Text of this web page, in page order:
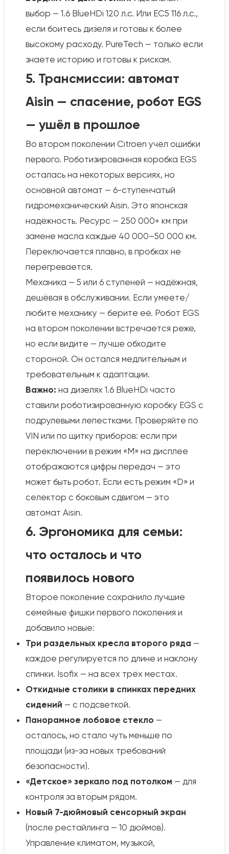
выбор — 1.6 BlueHDi 120 л.с. Или EC5 116 л.с.,
если боитесь дизеля и готовы к более
высокому расходу. PureTech — только если
знаете историю и готовы к рискам.
5. Трансмиссии: автомат
Aisin — спасение, робот EGS
— ушёл в прошлое
Во втором поколении Citroen учёл ошибки
первого. Роботизированная коробка EGS
осталась на некоторых версиях, но
основной автомат — 6-ступенчатый
гидромеханический Aisin. Это японская
надёжность. Ресурс — 250 000+ км при
замене масла каждые 40 000–50 000 км.
Переключается плавно, в пробках не
перегревается.
Механика — 5 или 6 ступеней — надёжная,
дешёвая в обслуживании. Если умеете/
любите механику — берите её. Робот EGS
на втором поколении встречается реже,
но если видите — лучше обходите
стороной. Он остался медлительным и
требовательным к адаптации.
Важно: на дизелях 1.6 BlueHDi часто
ставили роботизированную коробку EGS с
подрулевыми лепестками. Проверяйте по
VIN или по щитку приборов: если при
переключении в режим «M» на дисплее
отображаются цифры передач — это
может быть робот. Если есть режим «D» и
селектор с боковым сдвигом — это
автомат Aisin.
6. Эргономика для семьи:
что осталось и что
появилось нового
Второе поколение сохранило лучшие
семейные фишки первого поколения и
добавило новые:
Три раздельных кресла второго ряда —
каждое регулируется по длине и наклону
спинки. Isofix — на всех трёх местах.
Откидные столики в спинках передних
сидений — с подсветкой.
Панорамное лобовое стекло —
осталось, но стало чуть меньше по
площади (из-за новых требований
безопасности).
«Детское» зеркало под потолком — для
контроля за вторым рядом.
Новый 7-дюймовый сенсорный экран
(после рестайлинга — 10 дюймов).
Управление климатом, музыкой,